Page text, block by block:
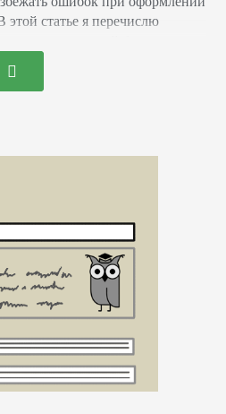
статье я перечислю
Если на вашей странице с
больше, вы плохо